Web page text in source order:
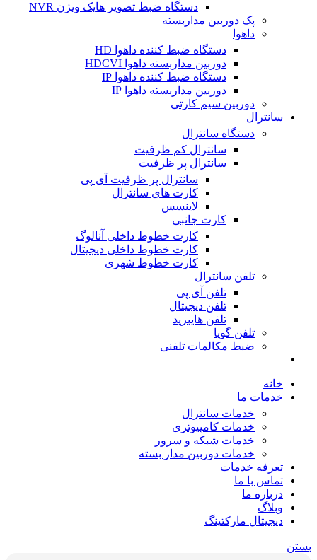
دستگاه ضبط تصویر هایک ویژن NVR
پک دوربین مداربسته
داهوا
دستگاه ضبط کننده داهوا HD
دوربین مداربسته داهوا HDCVI
دستگاه ضبط کننده داهوا IP
دوربین مداربسته داهوا IP
دوربین سیم کارتی
سانترال
دستگاه سانترال
سانترال کم ظرفیت
سانترال پر ظرفیت
سانترال پر ظرفیت آی پی
کارت های سانترال
لاینسس
کارت جانبی
کارت خطوط داخلی آنالوگ
کارت خطوط داخلی دیجیتال
کارت خطوط شهری
تلفن سانترال
تلفن آی پی
تلفن دیجیتال
تلفن هایبرید
تلفن گویا
ضبط مکالمات تلفنی
خانه
خدمات ما
خدمات سانترال
خدمات کامپیوتری
خدمات شبکه و سرور
خدمات دوربین مدار بسته
تعرفه خدمات
تماس با ما
درباره ما
وبلاگ
دیجیتال مارکتینگ
بستن